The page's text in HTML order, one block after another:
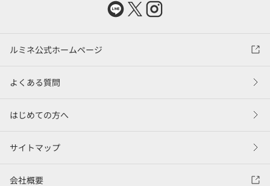
ルミネ公式ホームページ
よくある質問
はじめての方へ
サイトマップ
会社概要